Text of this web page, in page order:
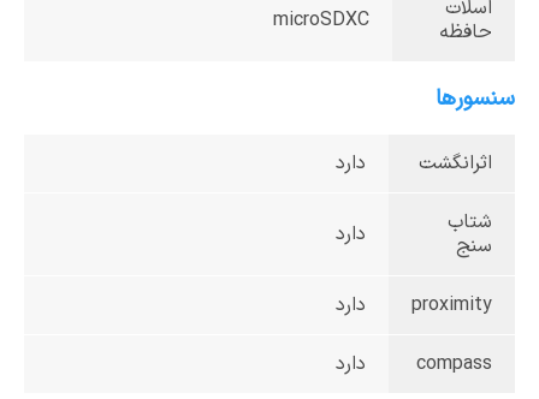
اسلات
حافظه
microSDXC
سنسورها
اثرانگشت دارد
شتاب
سنج
دارد
proximity دارد
compass دارد